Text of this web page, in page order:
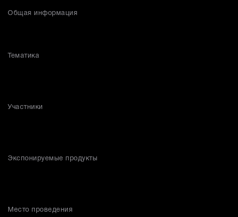
Общая информация
Тематика
Участники
Экспонируемые продукты
Место проведения